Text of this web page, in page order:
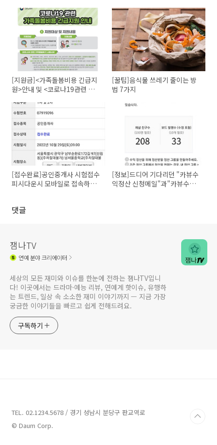
[지원금]<가족돌봄비용 긴급지
원>안내 및 <코로나19관련 가
[꿀팁]음식물 쓰레기 줄이는 방
법 7가지
[접수완료]공인중개사 시험접수
피시다운시 모바일로 접속하면
[정보]드디어 기다리던 "카뷰수
익정산 신청메일"과"카뷰수입
댓글
잼나TV
연예분야 크리에이터
세상의 모든 재미와 이슈를 한눈에 전하는 잼나TV입니
다! 이곳에서는 드라마·예능 리뷰, 연예계 핫이슈, 유행하
는 트렌드, 일상 속 소소한 재미 이야기까지 — 지금 가장
궁금한 이야기들을 빠르고 쉽게 전해드려요.
구독하기
TEL. 02.1234.5678 / 경기 성남시 분당구 판교역로
© Daum Corp.